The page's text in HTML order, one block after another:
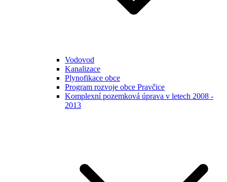
Vodovod
Kanalizace
Plynofikace obce
Program rozvoje obce Pravčice
Komplexní pozemková úprava v letech 2008 -
2013